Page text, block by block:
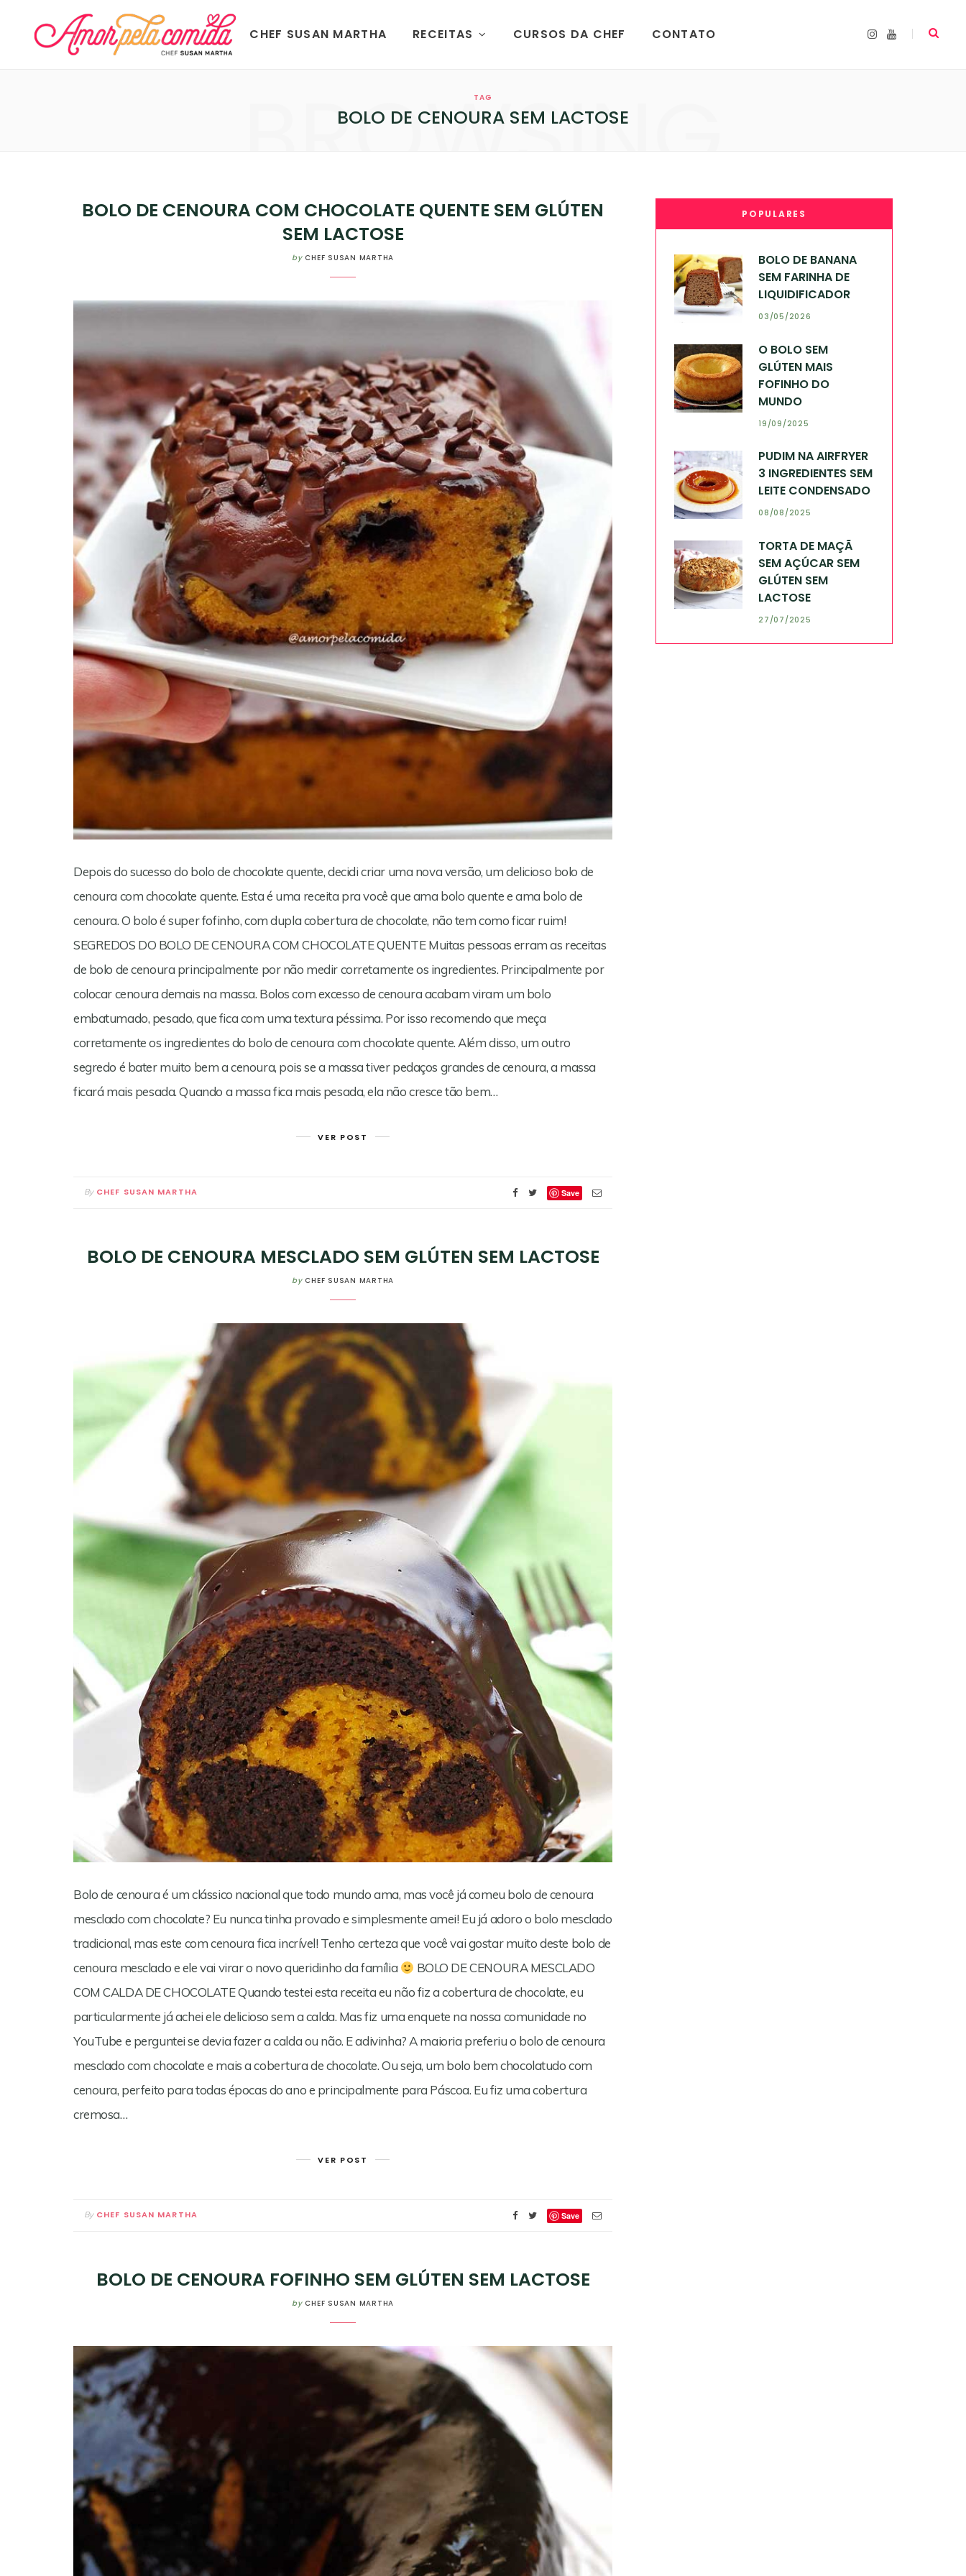
CHEF SUSAN MARTHA RECEITAS CURSOS DA CHEF CONTATO
I
Y
TAG
BOLO DE CENOURA SEM LACTOSE
BROWSING
BOLO DE CENOURA COM CHOCOLATE QUENTE SEM GLÚTEN
SEM LACTOSE
by CHEF SUSAN MARTHA
Depois do sucesso do bolo de chocolate quente, decidi criar uma nova versão, um delicioso bolo de
cenoura com chocolate quente. Esta é uma receita pra você que ama bolo quente e ama bolo de
cenoura. O bolo é super fofinho, com dupla cobertura de chocolate, não tem como ficar ruim!
SEGREDOS DO BOLO DE CENOURA COM CHOCOLATE QUENTE Muitas pessoas erram as receitas
de bolo de cenoura principalmente por não medir corretamente os ingredientes. Principalmente por
colocar cenoura demais na massa. Bolos com excesso de cenoura acabam viram um bolo
embatumado, pesado, que fica com uma textura péssima. Por isso recomendo que meça
corretamente os ingredientes do bolo de cenoura com chocolate quente. Além disso, um outro
segredo é bater muito bem a cenoura, pois se a massa tiver pedaços grandes de cenoura, a massa
ficará mais pesada. Quando a massa fica mais pesada, ela não cresce tão bem…
VER POST
By CHEF SUSAN MARTHA Save
BOLO DE CENOURA MESCLADO SEM GLÚTEN SEM LACTOSE
by CHEF SUSAN MARTHA
Bolo de cenoura é um clássico nacional que todo mundo ama, mas você já comeu bolo de cenoura
mesclado com chocolate? Eu nunca tinha provado e simplesmente amei! Eu já adoro o bolo mesclado
tradicional, mas este com cenoura fica incrível! Tenho certeza que você vai gostar muito deste bolo de
cenoura mesclado e ele vai virar o novo queridinho da família
BOLO DE CENOURA MESCLADO
COM CALDA DE CHOCOLATE Quando testei esta receita eu não fiz a cobertura de chocolate, eu
particularmente já achei ele delicioso sem a calda. Mas fiz uma enquete na nossa comunidade no
YouTube e perguntei se devia fazer a calda ou não. E adivinha? A maioria preferiu o bolo de cenoura
mesclado com chocolate e mais a cobertura de chocolate. Ou seja, um bolo bem chocolatudo com
cenoura, perfeito para todas épocas do ano e principalmente para Páscoa. Eu fiz uma cobertura
cremosa…
VER POST
By CHEF SUSAN MARTHA Save
BOLO DE CENOURA FOFINHO SEM GLÚTEN SEM LACTOSE
by CHEF SUSAN MARTHA
POPULARES
BOLO DE BANANA
SEM FARINHA DE
LIQUIDIFICADOR
03/05/2026
O BOLO SEM
GLÚTEN MAIS
FOFINHO DO
MUNDO
19/09/2025
PUDIM NA AIRFRYER
3 INGREDIENTES SEM
LEITE CONDENSADO
08/08/2025
TORTA DE MAÇÃ
SEM AÇÚCAR SEM
GLÚTEN SEM
LACTOSE
27/07/2025